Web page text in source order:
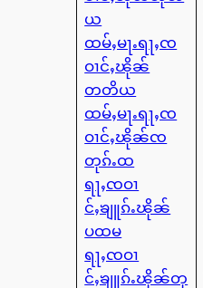
ယ
ထမ်ႇမႃႉရႃႇၸ
ဝၢင်ႇၽိုၼ်
တတိယ
ထမ်ႇမႃႉရႃႇၸ
ဝၢင်ႇၽိုၼ်ၸ
တုၵ်ႉထ
ရႃႇၸဝၢ
င်ႇၶျူၵ်ႉၽိုၼ်
ပထမ
ရႃႇၸဝၢ
င်ႇၶျူၵ်ႉၽိုၼ်တု